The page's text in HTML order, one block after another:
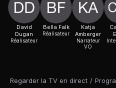
Regarder la TV en direct /
David
Dugan
Réalisateur
Bella Falk
Réalisateur
Katja
Amberger
Narrateur
VO